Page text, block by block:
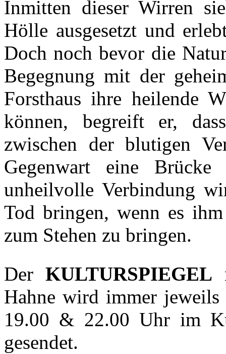
Inmitten dieser Wirren
Hölle ausgesetzt und
Doch noch bevor die
Begegnung mit der
Forsthaus ihre heilende
können, begreift er,
zwischen der blutigen
Gegenwart eine
unheilvolle Verbindung
Tod bringen, wenn es
zum Stehen zu bringen.
DerKULTURSPIEGEL
Hahne wird immer
19.00 & 22.00 Uhr im
gesendet.